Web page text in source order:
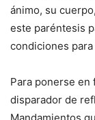
ánimo, su
este paréntesis
condiciones
Para ponerse en
disparador de